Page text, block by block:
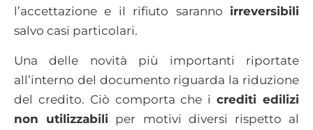
l’accettazione e il rifiuto saranno irreversibili
salvo casi particolari.
Una delle novità più importanti riportate
all’interno del documento riguarda la riduzione
del credito. Ciò comporta che icrediti edilizi
non utilizzabili per motivi diversi rispetto al